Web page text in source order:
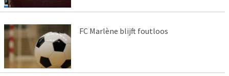
FC Marlène blijft foutloos